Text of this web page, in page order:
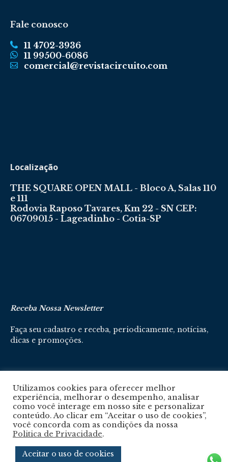
Fale conosco
11 4702-3936
11 99500-6086
comercial@revistacircuito.com
Localização
THE SQUARE OPEN MALL - Bloco A, Salas 110
e 111
Rodovia Raposo Tavares, Km 22 - SN CEP:
06709015 - Lageadinho - Cotia-SP
Receba Nossa Newsletter
Faça seu cadastro e receba, periodicamente, notícias,
dicas e promoções.
Cadastre-se aqui
Política De Privacidade
© 2024 © Revista Circuito. Todos os Direitos Reservados. Desenvolvido com
Utilizamos cookies para oferecer melhor
experiência, melhorar o desempenho, analisar
como você interage em nosso site e personalizar
conteúdo. Ao clicar em “Aceitar o uso de cookies”,
você concorda com as condições da nossa
Politica de Privacidade.
Aceitar o uso de cookies